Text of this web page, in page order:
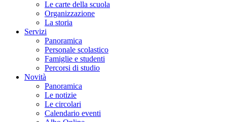
Le carte della scuola
Organizzazione
La storia
Servizi
Panoramica
Personale scolastico
Famiglie e studenti
Percorsi di studio
Novità
Panoramica
Le notizie
Le circolari
Calendario eventi